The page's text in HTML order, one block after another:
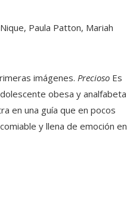
Paula Patton, Mariah
imágenes. Precioso Es
obesa y analfabeta
en una guía que en pocos
y llena de emoción en